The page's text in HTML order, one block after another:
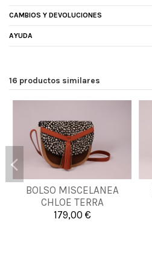
CAMBIOS Y DEVOLUCIONES
AYUDA
16 productos similares
BOLSO MISCELANEA
CHLOE TERRA
179,00 €
UNICA
Añadir al carrito